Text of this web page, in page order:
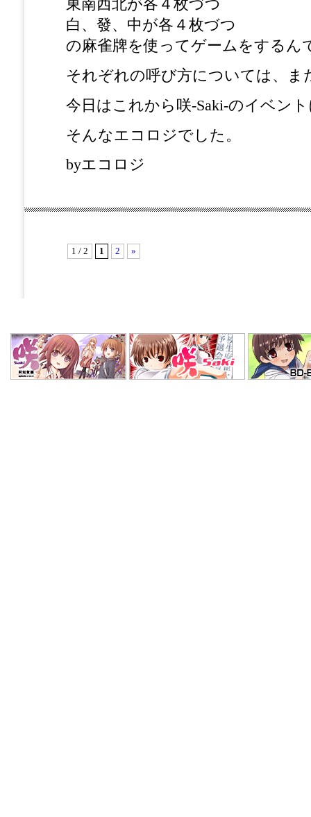
東南西北が各４枚づつ
白、發、中が各４枚づつ
の麻雀牌を使ってゲームをするん
それぞれの呼び方については、ま
今日はこれから咲-Saki-のイベン
そんなエコロジでした。
byエコロジ
1 / 2 1 2 »